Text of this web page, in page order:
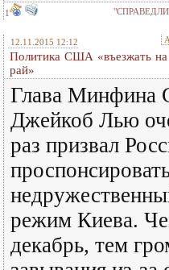
1
12.11.2015 12:12
Политика США «въезжать
рай»
Глава
Джейкоб Лью
раз призвал
режим Киева.
декабрь, тем